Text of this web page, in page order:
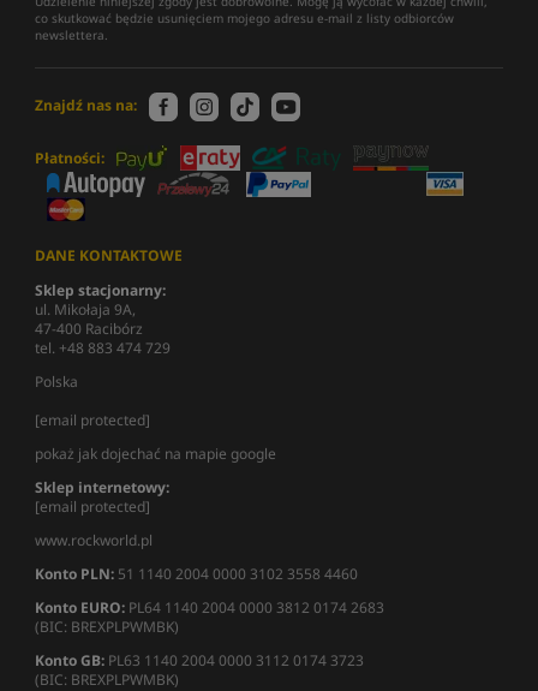
co skutkować będzie usunięciem mojego adresu e-mail z listy odbiorców
newslettera.
Znajdź nas na:
Płatności:
DANE KONTAKTOWE
Sklep stacjonarny:
ul. Mikołaja 9A,
47-400 Racibórz
tel. +48 883 474 729
Polska
[email protected]
pokaż jak dojechać na mapie google
Sklep internetowy:
[email protected]
www.rockworld.pl
Konto PLN: 51 1140 2004 0000 3102 3558 4460
Konto EURO: PL64 1140 2004 0000 3812 0174 2683
(BIC: BREXPLPWMBK)
Konto GB: PL63 1140 2004 0000 3112 0174 3723
(BIC: BREXPLPWMBK)